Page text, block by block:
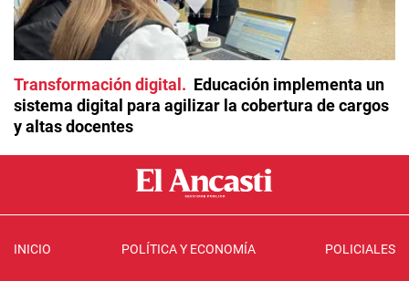
Transformación digital
Educación implementa un
sistema digital para agilizar la cobertura de cargos
y altas docentes
INICIO POLÍTICA Y ECONOMÍA POLICIALES